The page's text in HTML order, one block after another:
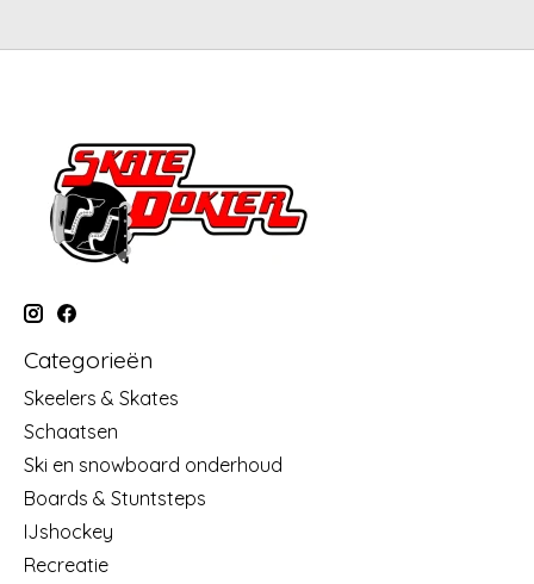
Categorieën
Skeelers & Skates
Schaatsen
Ski en snowboard onderhoud
Boards & Stuntsteps
IJshockey
Recreatie